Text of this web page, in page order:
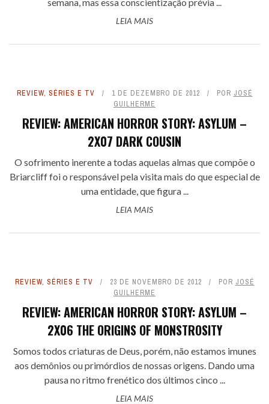
LEIA MAIS
REVIEW, SÉRIES E TV 1 DE DEZEMBRO DE 2012 POR JOSÉ
GUILHERME
REVIEW: AMERICAN HORROR STORY: ASYLUM –
2X07 DARK COUSIN
O sofrimento inerente a todas aquelas almas que compõe o
Briarcliff foi o responsável pela visita mais do que especial de
uma entidade, que figura ...
LEIA MAIS
REVIEW, SÉRIES E TV 23 DE NOVEMBRO DE 2012 POR JOSÉ
GUILHERME
REVIEW: AMERICAN HORROR STORY: ASYLUM –
2X06 THE ORIGINS OF MONSTROSITY
Somos todos criaturas de Deus, porém, não estamos imunes
aos demônios ou primórdios de nossas origens. Dando uma
pausa no ritmo frenético dos últimos cinco ...
LEIA MAIS